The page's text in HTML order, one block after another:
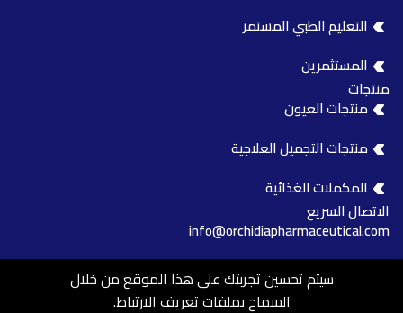
التعليم الطبي المستمر
المستثمرين
منتجات
منتجات العيون
منتجات التجميل العلاجية
المكملات الغذائية
الاتصال السريع
info@orchidiapharmaceutical.com
0244891235
مدينة العبور - المنطقة الصناعية، المنطقة 14، 15، المربع رقم
سيتم تحسين تجربتك على هذا الموقع من خلال
السماح بملفات تعريف الارتباط.